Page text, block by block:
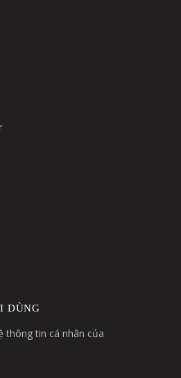
DÙNG
thông tin cá nhân của